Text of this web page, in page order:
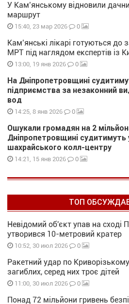
У Кам’янському відновили
маршрут
15:40, 23 мар 2026 0
Кам’янські лікарі готуються до
МРТ під наглядом експертів із
13:00, 19 янв 2026 0
На Дніпропетровщині
підприємства за незаконний
вод
14:25, 8 янв 2026 0
Ошукали громадян на 2
Дніпропетровщині судитимуть
шахрайського колл-центру
14:21, 15 янв 2026 0
ТОП
Невідомий об'єкт упав на сході
утворився 10-метровий кратер
10:52, 30 июл 2026 0
Ракетний удар по
загиблих, серед них троє дітей
11:00, 30 июл 2026 0
Понад 72 мільйони гривень